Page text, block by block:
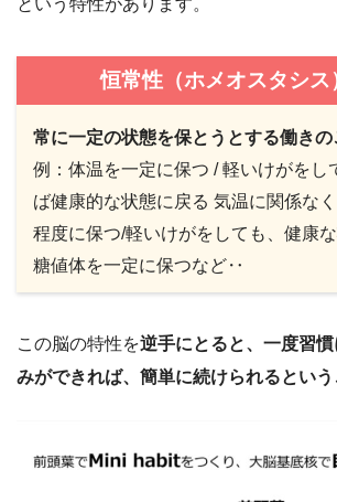
恒常性（ホメオスタシス
常に一定の状態を保とうとする働きの
例：体温を一定に保つ / 軽いけがをし
ば健康的な状態に戻る 気温に関係な
程度に保つ/軽いけがをしても、健康
糖値体を一定に保つなど‥
この脳の特性を逆手にとると、一度習
みができれば、簡単に続けられるという